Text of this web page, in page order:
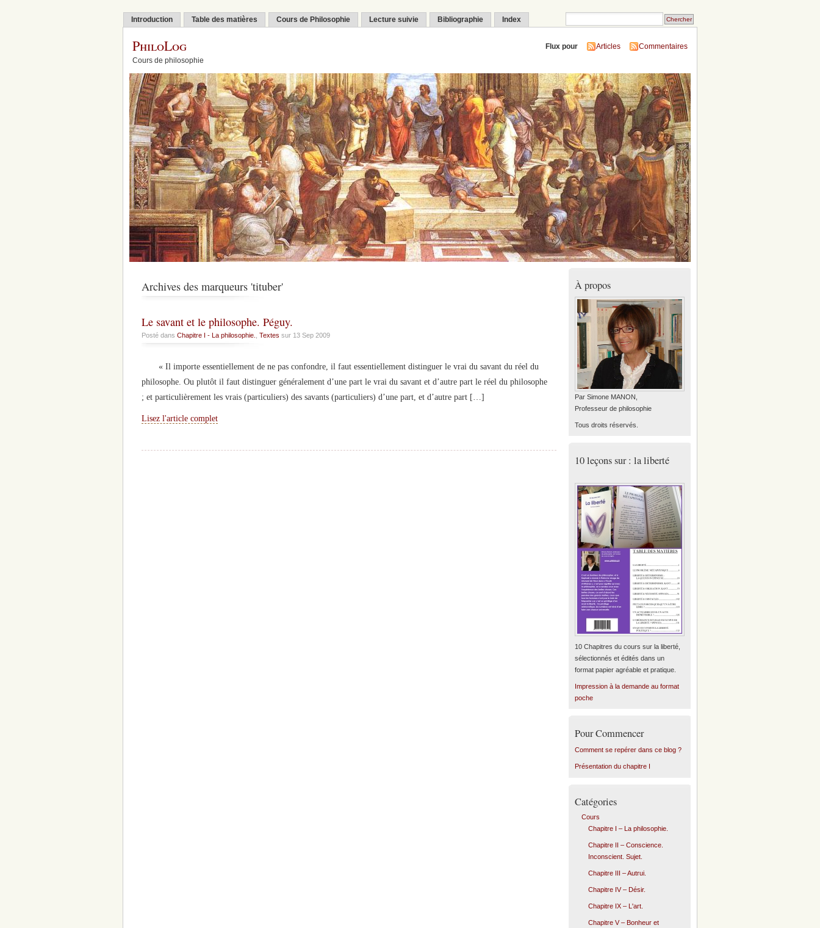
Introduction Table des matières Cours de Philosophie Lecture suivie Bibliographie Index
PhiloLog
Cours de philosophie
Flux pour Articles Commentaires
Archives des marqueurs 'tituber'
Le savant et le philosophe. Péguy.
Posté dans Chapitre I - La philosophie., Textes sur 13 Sep 2009
« Il importe essentiellement de ne pas confondre, il faut essentiellement distinguer le vrai du savant du réel du
philosophe. Ou plutôt il faut distinguer généralement d’une part le vrai du savant et d’autre part le réel du philosophe
; et particulièrement les vrais (particuliers) des savants (particuliers) d’une part, et d’autre part […]
Lisez l'article complet
À propos
Par Simone MANON,
Professeur de philosophie
Tous droits réservés.
10 leçons sur : la liberté
10 Chapitres du cours sur la liberté,
sélectionnés et édités dans un
format papier agréable et pratique.
Impression à la demande au format
poche
Pour Commencer
Comment se repérer dans ce blog ?
Présentation du chapitre I
Catégories
Cours
Chapitre I – La philosophie.
Chapitre II – Conscience.
Inconscient. Sujet.
Chapitre III – Autrui.
Chapitre IV – Désir.
Chapitre IX – L'art.
Chapitre V – Bonheur et